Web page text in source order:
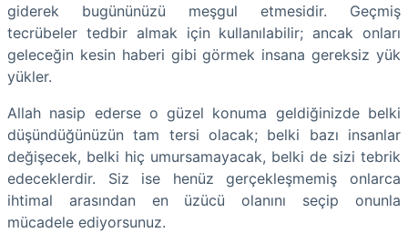
giderek bugününüzü meşgul etmesidir. Geçmiş
tecrübeler tedbir almak için kullanılabilir; ancak onları
geleceğin kesin haberi gibi görmek insana gereksiz yük
yükler.
Allah nasip ederse o güzel konuma geldiğinizde belki
düşündüğünüzün tam tersi olacak; belki bazı insanlar
değişecek, belki hiç umursamayacak, belki de sizi tebrik
edeceklerdir. Siz ise henüz gerçekleşmemiş onlarca
ihtimal arasından en üzücü olanını seçip onunla
mücadele ediyorsunuz.